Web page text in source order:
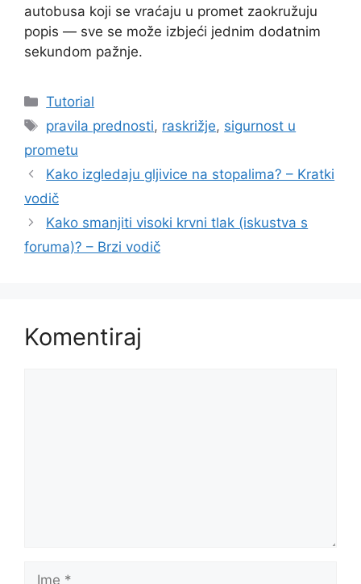
autobusa koji se vraćaju u promet zaokružuju
popis — sve se može izbjeći jednim dodatnim
sekundom pažnje.
Kategorije
Tutorial
Oznake
pravila prednosti, raskrižje, sigurnost u
prometu
Kako izgledaju gljivice na stopalima? – Kratki
vodič
Kako smanjiti visoki krvni tlak (iskustva s
foruma)? – Brzi vodič
Komentiraj